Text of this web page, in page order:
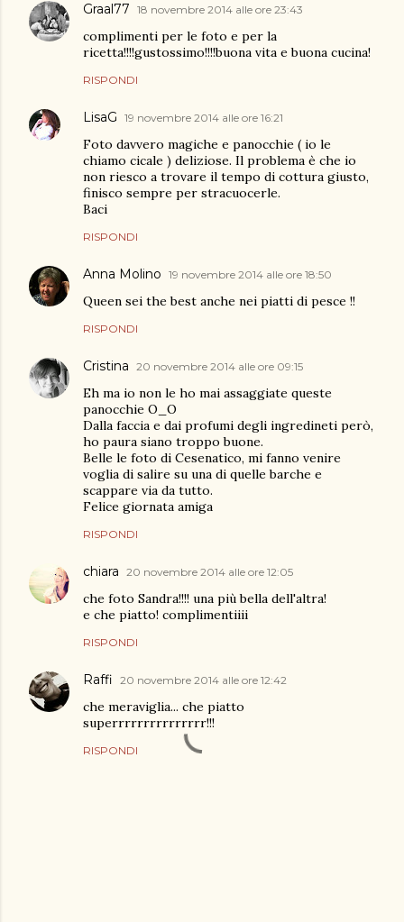
Graal77 18 novembre 2014 alle ore 23:43
complimenti per le foto e per la
ricetta!!!!gustossimo!!!!buona vita e buona cucina!
RISPONDI
LisaG 19 novembre 2014 alle ore 16:21
Foto davvero magiche e panocchie ( io le
chiamo cicale ) deliziose. Il problema è che io
non riesco a trovare il tempo di cottura giusto,
finisco sempre per stracuocerle.
Baci
RISPONDI
Anna Molino 19 novembre 2014 alle ore 18:50
Queen sei the best anche nei piatti di pesce !!
RISPONDI
Cristina 20 novembre 2014 alle ore 09:15
Eh ma io non le ho mai assaggiate queste
panocchie O_O
Dalla faccia e dai profumi degli ingredineti però,
ho paura siano troppo buone.
Belle le foto di Cesenatico, mi fanno venire
voglia di salire su una di quelle barche e
scappare via da tutto.
Felice giornata amiga
RISPONDI
chiara 20 novembre 2014 alle ore 12:05
che foto Sandra!!!! una più bella dell'altra!
e che piatto! complimentiiii
RISPONDI
Raffi 20 novembre 2014 alle ore 12:42
che meraviglia... che piatto
superrrrrrrrrrrrrrr!!!
RISPONDI